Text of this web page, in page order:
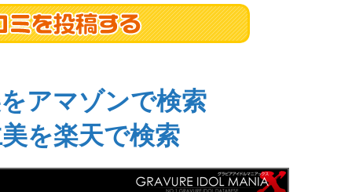
アマゾンで検索
を楽天で検索